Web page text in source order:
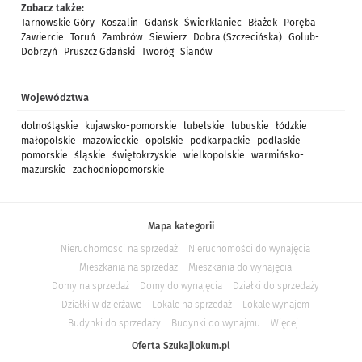
Zobacz także:
Tarnowskie Góry
Koszalin Gdańsk Świerklaniec Błażek
Poręba
Zawiercie
Toruń Zambrów Siewierz Dobra (Szczecińska) Golub-
Dobrzyń
Pruszcz Gdański Tworóg Sianów
Województwa
dolnośląskie kujawsko-pomorskie lubelskie lubuskie
łódzkie
małopolskie
mazowieckie opolskie podkarpackie
podlaskie
pomorskie
śląskie świętokrzyskie wielkopolskie
warmińsko-
mazurskie
zachodniopomorskie
Mapa kategorii
Nieruchomości na sprzedaż
Nieruchomości do wynajęcia
Mieszkania na sprzedaż
Mieszkania do wynajęcia
Domy na sprzedaż
Domy do wynajęcia
Działki do sprzedaży
Działki w dzierżawe
Lokale na sprzedaż
Lokale wynajem
Budynki do sprzedaży
Budynki do wynajmu
Więcej...
Oferta Szukajlokum.pl